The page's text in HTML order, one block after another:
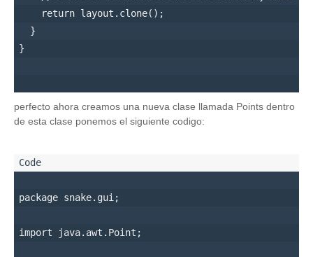
perfecto ahora creamos una nueva clase llamada Points dentro
de esta clase ponemos el siguiente codigo:
package snake.gui;
import java.awt.Point;